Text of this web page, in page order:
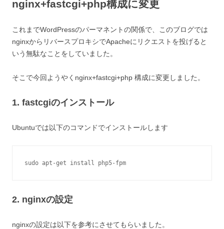
nginx+fastcgi+php構成に変更
これまでWordPressのパーマネントの関係で、このブログでは
nginxからリバースプロキシでApacheにリクエストを投げると
いう無駄なことをしていました。
そこで今回ようやくnginx+fastcgi+php 構成に変更しました。
1. fastcgiのインストール
Ubuntuでは以下のコマンドでインストールします
sudo apt-get install php5-fpm
2. nginxの設定
nginxの設定は以下を参考にさせてもらいました。